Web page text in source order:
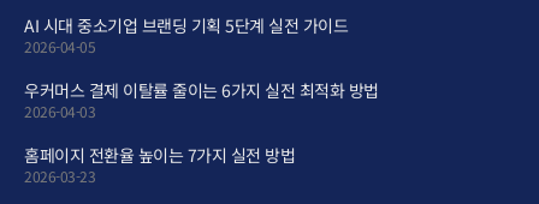
AI 시대 중소기업 브랜딩 기획 5단계 실전 가이드
2026-04-05
우커머스 결제 이탈률 줄이는 6가지 실전 최적화 방법
2026-04-03
홈페이지 전환율 높이는 7가지 실전 방법
2026-03-23